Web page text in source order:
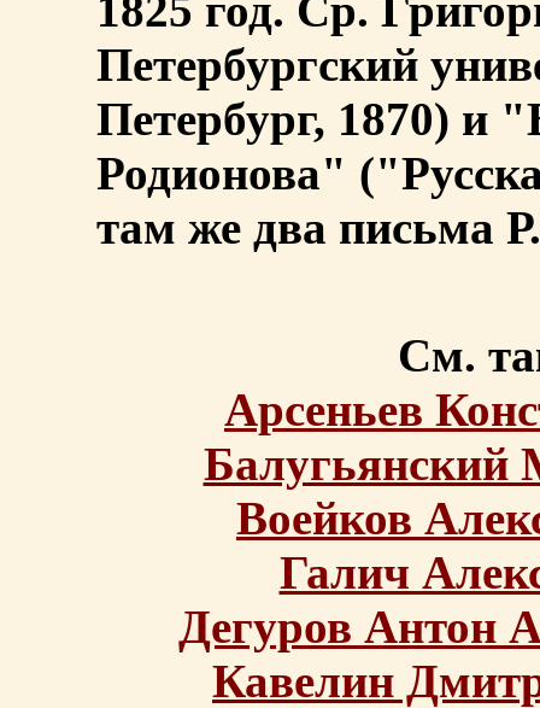
1825 год. Ср.
Петербургский
Петербург, 1870) и
Родионова"
там же два письма
См.
Арсеньев
Балугьянский
Воейков
Галич
Дегуров Антон
Кавелин